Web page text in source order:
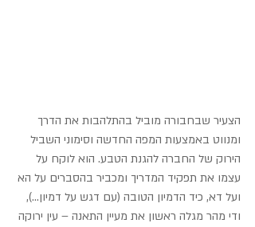
הצעיר שבחבורה מוביל בהתלהבות את הדרך
ומנווט באמצעות המפה החדשה וסימוני השביל
הירוק של החברה להגנת הטבע. הוא לוקח על
עצמו את תפקיד המדריך ומכביר בהסברים על הא
ועל דא, כיד הדמיון הטובה (עם דגש על דמיון...),
ודי מהר מגלה ראשון את מעיין התאנה – עין ירוקה